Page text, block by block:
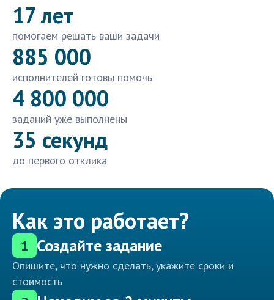
17 лет
помогаем решать ваши задачи
885 000
исполнителей готовы помочь
4 800 000
заданий уже выполнены
35 секунд
до первого отклика
Как это работает?
1 Создайте задание
Опишите, что нужно сделать, укажите сроки и
стоимость